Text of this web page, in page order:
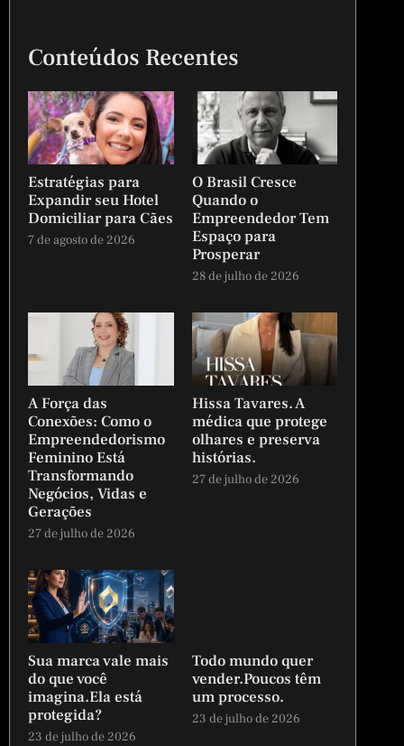
Conteúdos Recentes
Estratégias para
Expandir seu Hotel
Domiciliar para Cães
7 de agosto de 2026
O Brasil Cresce
Quando o
Empreendedor Tem
Espaço para
Prosperar
28 de julho de 2026
A Força das
Conexões: Como o
Empreendedorismo
Feminino Está
Transformando
Negócios, Vidas e
Gerações
27 de julho de 2026
Hissa Tavares. A
médica que protege
olhares e preserva
histórias.
27 de julho de 2026
Sua marca vale mais
do que você
imagina.Ela está
protegida?
23 de julho de 2026
Todo mundo quer
vender.Poucos têm
um processo.
23 de julho de 2026